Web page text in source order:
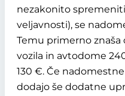
nezakonito
veljavnosti), se
Temu primerno znaša
vozila in avtodome
130 €. Če
dodajo še dodatne